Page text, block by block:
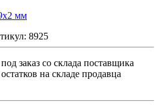
8925
заказ со склада поставщика
на складе продавца